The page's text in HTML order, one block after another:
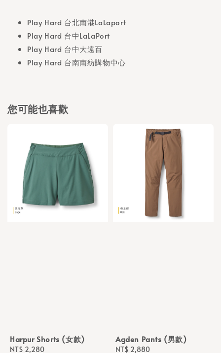
Play Hard 台北南港LaLaport
Play Hard 台中LaLaPort
Play Hard 台中大遠百
Play Hard 台南南紡購物中心
您可能也喜歡
Harpur Shorts (女款)
Regular
NT$ 2,280
Agden Pants (男款)
Regular
NT$ 2,880